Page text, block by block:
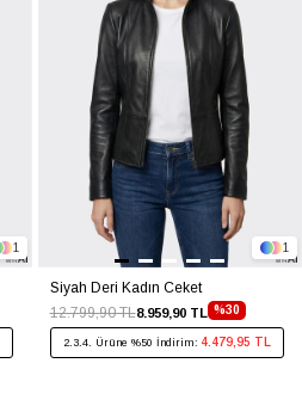
1
Siyah Deri Kadın Ceket
%30
8.959,90 TL
12.799,90 TL
2.3.4. Ürüne %50 İndirim: 4.479,95 TL
1